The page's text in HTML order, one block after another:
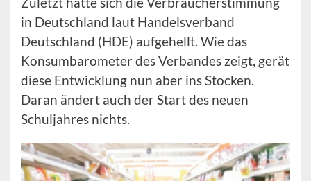
in Deutschland laut Handelsverband
Deutschland (HDE) aufgehellt. Wie das
Konsumbarometer des Verbandes zeigt, gerät
diese Entwicklung nun aber ins Stocken.
Daran ändert auch der Start des neuen
Schuljahres nichts.